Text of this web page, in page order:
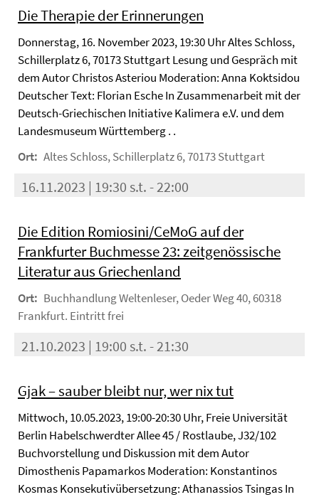
Die Therapie der Erinnerungen
Donnerstag, 16. November 2023, 19:30 Uhr Altes Schloss,
Schillerplatz 6, 70173 Stuttgart Lesung und Gespräch mit
dem Autor Christos Asteriou Moderation: Anna Koktsidou
Deutscher Text: Florian Esche In Zusammenarbeit mit der
Deutsch-Griechischen Initiative Kalimera e.V. und dem
Landesmuseum Württemberg . .
Ort: Altes Schloss, Schillerplatz 6, 70173 Stuttgart
16.11.2023 | 19:30 s.t. - 22:00
Die Edition Romiosini/CeMoG auf der
Frankfurter Buchmesse 23: zeitgenössische
Literatur aus Griechenland
Ort: Buchhandlung Weltenleser, Oeder Weg 40, 60318
Frankfurt. Eintritt frei
21.10.2023 | 19:00 s.t. - 21:30
Gjak – sauber bleibt nur, wer nix tut
Mittwoch, 10.05.2023, 19:00-20:30 Uhr, Freie Universität
Berlin Habelschwerdter Allee 45 / Rostlaube, J32/102
Buchvorstellung und Diskussion mit dem Autor
Dimosthenis Papamarkos Moderation: Konstantinos
Kosmas Konsekutivübersetzung: Athanassios Tsingas In